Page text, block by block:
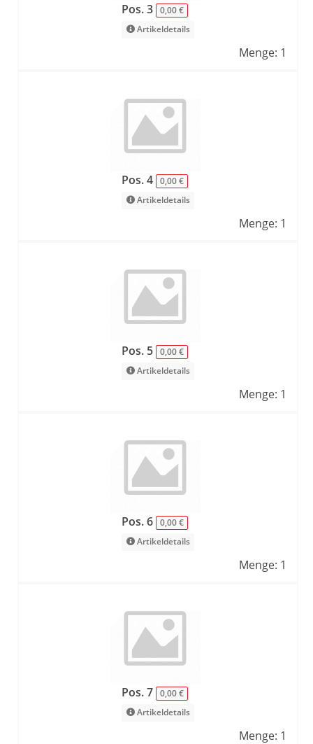
Pos. 3 0,00 €
Artikeldetails
Menge: 1
Pos. 4 0,00 €
Artikeldetails
Menge: 1
Pos. 5 0,00 €
Artikeldetails
Menge: 1
Pos. 6 0,00 €
Artikeldetails
Menge: 1
Pos. 7 0,00 €
Artikeldetails
Menge: 1